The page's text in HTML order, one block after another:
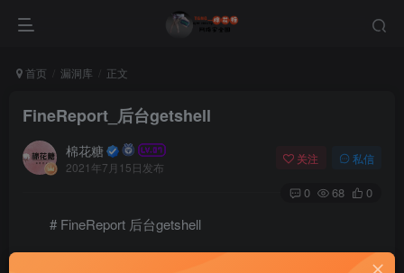
首页 漏洞库 正文
FineReport_后台getshell
棉花糖
2021年7月15日发布
关注 私信
0 68 0
# FineReport 后台getshell